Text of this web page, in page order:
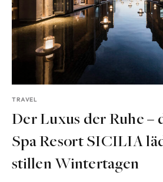
TRAVEL
Der Luxus der Ruhe –
Spa Resort SICILIA
stillen Wintertagen